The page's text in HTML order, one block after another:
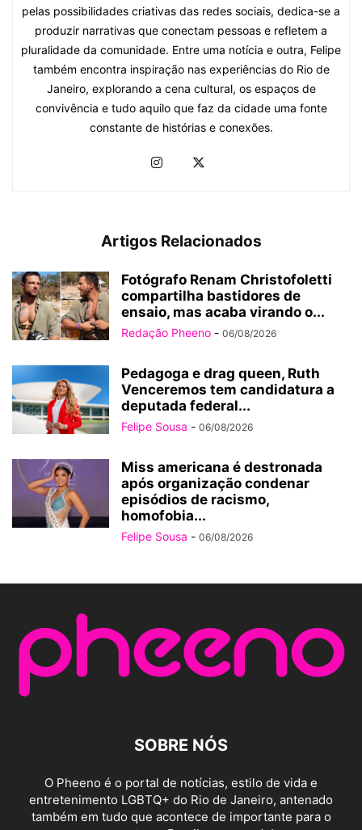
pelas possibilidades criativas das redes sociais, dedica-se a
produzir narrativas que conectam pessoas e refletem a
pluralidade da comunidade. Entre uma notícia e outra, Felipe
também encontra inspiração nas experiências do Rio de
Janeiro, explorando a cena cultural, os espaços de
convivência e tudo aquilo que faz da cidade uma fonte
constante de histórias e conexões.
Artigos Relacionados
Fotógrafo Renam Christofoletti
compartilha bastidores de
ensaio, mas acaba virando o...
Redação Pheeno - 06/08/2026
Pedagoga e drag queen, Ruth
Venceremos tem candidatura a
deputada federal...
Felipe Sousa - 06/08/2026
Miss americana é destronada
após organização condenar
episódios de racismo,
homofobia...
Felipe Sousa - 06/08/2026
SOBRE NÓS
O Pheeno é o portal de notícias, estilo de vida e
entretenimento LGBTQ+ do Rio de Janeiro, antenado
também em tudo que acontece de importante para o